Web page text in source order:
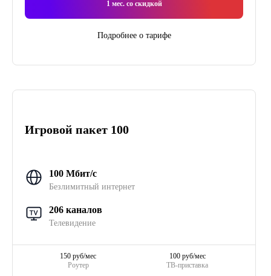
1мес. со скидкой
Подробнее о тарифе
Игровой пакет 100
100 Мбит/с
Безлимитный интернет
206 каналов
Телевидение
Роутер
150 руб/мес
ТВ-приставка
100 руб/мес